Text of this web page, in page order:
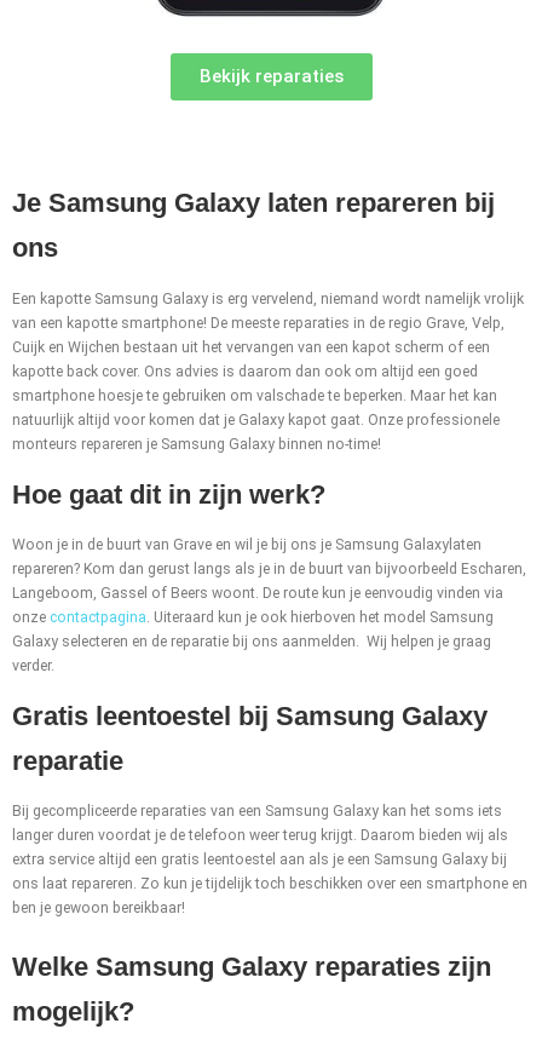
Bekijk reparaties
Je Samsung Galaxy laten repareren bij
ons
Een kapotte Samsung Galaxy is erg vervelend, niemand wordt namelijk vrolijk
van een kapotte smartphone! De meeste reparaties in de regio Grave, Velp,
Cuijk en Wijchen bestaan uit het vervangen van een kapot scherm of een
kapotte back cover. Ons advies is daarom dan ook om altijd een goed
smartphone hoesje te gebruiken om valschade te beperken. Maar het kan
natuurlijk altijd voor komen dat je Galaxy kapot gaat. Onze professionele
monteurs repareren je Samsung Galaxy binnen no-time!
Hoe gaat dit in zijn werk?
Woon je in de buurt van Grave en wil je bij ons je Samsung Galaxylaten
repareren? Kom dan gerust langs als je in de buurt van bijvoorbeeld Escharen,
Langeboom, Gassel of Beers woont. De route kun je eenvoudig vinden via
onze contactpagina . Uiteraard kun je ook hierboven het model Samsung
Galaxy selecteren en de reparatie bij ons aanmelden. Wij helpen je graag
verder.
Gratis leentoestel bij Samsung Galaxy
reparatie
Bij gecompliceerde reparaties van een Samsung Galaxy kan het soms iets
langer duren voordat je de telefoon weer terug krijgt. Daarom bieden wij als
extra service altijd een gratis leentoestel aan als je een Samsung Galaxy bij
ons laat repareren. Zo kun je tijdelijk toch beschikken over een smartphone en
ben je gewoon bereikbaar!
Welke Samsung Galaxy reparaties zijn
mogelijk?